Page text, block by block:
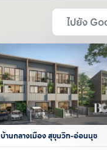
ไปยัง
บ้านกลางเมือง สุขุมวิท-อ่อนนุช